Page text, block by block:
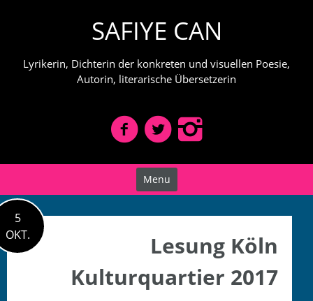
SAFIYE CAN
Lyrikerin, Dichterin der konkreten und visuellen Poesie,
Autorin, literarische Übersetzerin
Menu
5
OKT.
Lesung Köln
Kulturquartier 2017